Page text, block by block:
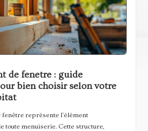
de fenetre : guide
bien choisir selon votre
fenêtre représente l'élément
toute menuiserie. Cette structure,